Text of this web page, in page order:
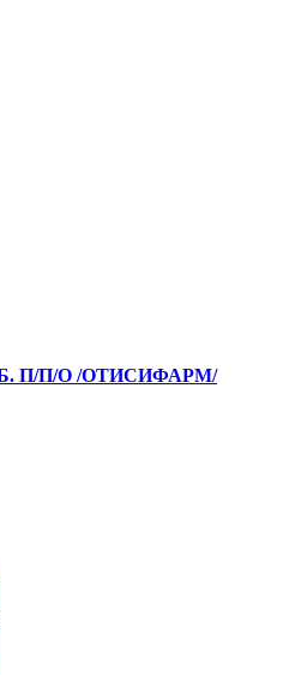
П/П/О /ОТИСИФАРМ/